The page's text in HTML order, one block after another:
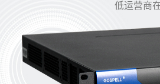
低运营商